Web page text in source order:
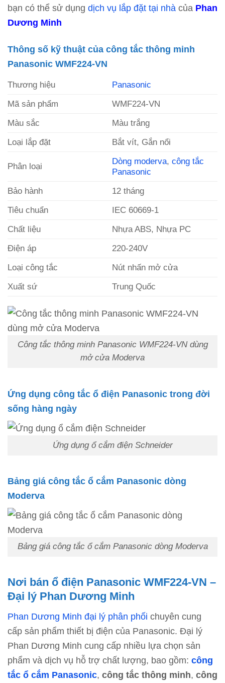
bạn có thể sử dụng dịch vụ lắp đặt tại nhà của Phan
Dương Minh
Thông số kỹ thuật của công tắc thông minh
Panasonic WMF224-VN
Thương hiệu
Panasonic
Mã sản phẩm
WMF224-VN
Màu sắc
Màu trắng
Loại lắp đặt
Bắt vít, Gắn nổi
Phân loại
Dòng moderva,công tắc
Panasonic
Bảo hành
12 tháng
Tiêu chuẩn
IEC 60669-1
Chất liệu
Nhựa ABS, Nhựa PC
Điện áp
220-240V
Loại công tắc
Nút nhấn mở cửa
Xuất sứ
Trung Quốc
Công tắc thông minh Panasonic WMF224-VN dùng
mở cửa Moderva
Ứng dụng công tắc ổ điện Panasonic trong đời
sống hàng ngày
Ứng dụng ổ cắm điện Schneider
Bảng giá công tắc ổ cắm Panasonic dòng
Moderva
Bảng giá công tắc ổ cắm Panasonic dòng Moderva
Nơi bán ổ điện Panasonic WMF224-VN –
Đại lý Phan Dương Minh
Phan Dương Minh đại lý phân phối chuyên cung
cấp sản phẩm thiết bị điện của Panasonic. Đại lý
Phan Dương Minh cung cấp nhiều lựa chọn sản
phẩm và dịch vụ hỗ trợ chất lượng, bao gồm: công
tắc ổ cắm Panasonic, công tắc thông minh, công